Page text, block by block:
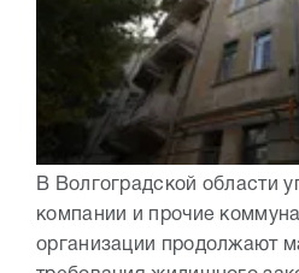
В Волгоградской области
компании и прочие
организации продолжают